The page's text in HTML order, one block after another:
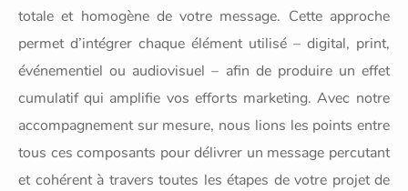
totale et homogène de votre message. Cette approche
permet d’intégrer chaque élément utilisé – digital, print,
événementiel ou audiovisuel – afin de produire un effet
cumulatif qui amplifie vos efforts marketing. Avec notre
accompagnement sur mesure, nous lions les points entre
tous ces composants pour délivrer un message percutant
et cohérent à travers toutes les étapes de votre projet de